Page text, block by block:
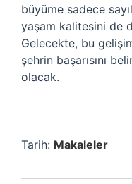
büyüme sadece
yaşam kalitesini de
Gelecekte, bu
şehrin başarısını
olacak.
Tarih: Makaleler